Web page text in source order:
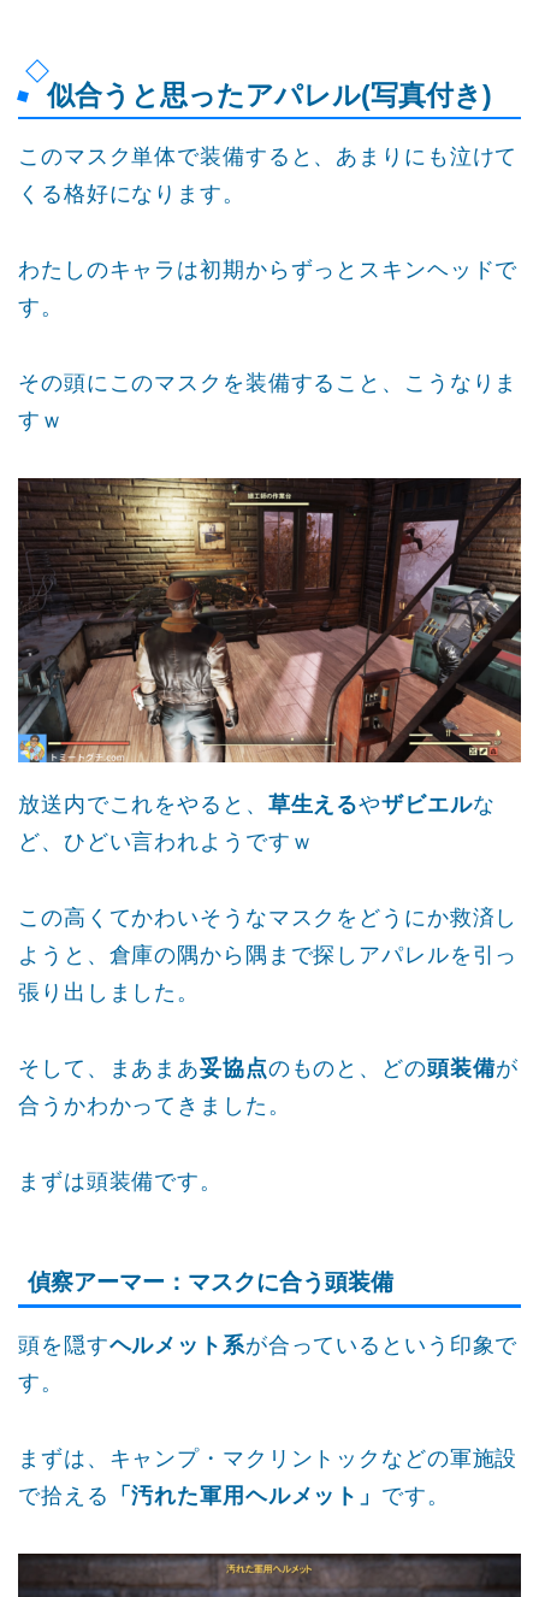
似合うと思ったアパレル(写真付き)
このマスク単体で装備すると、あまりにも泣けて
くる格好になります。
わたしのキャラは初期からずっとスキンヘッドで
す。
その頭にこのマスクを装備すること、こうなりま
すｗ
放送内でこれをやると、 草生えるやザビエルな
ど、ひどい言われようですｗ
この高くてかわいそうなマスクをどうにか救済し
ようと、倉庫の隅から隅まで探しアパレルを引っ
張り出しました。
そして、まあまあ妥協点のものと、どの頭装備が
合うかわかってきました。
まずは頭装備です。
偵察アーマー：マスクに合う頭装備
頭を隠すヘルメット系が合っているという印象で
す。
まずは、キャンプ・マクリントックなどの軍施設
で拾える
「汚れた軍用ヘルメット」 です。